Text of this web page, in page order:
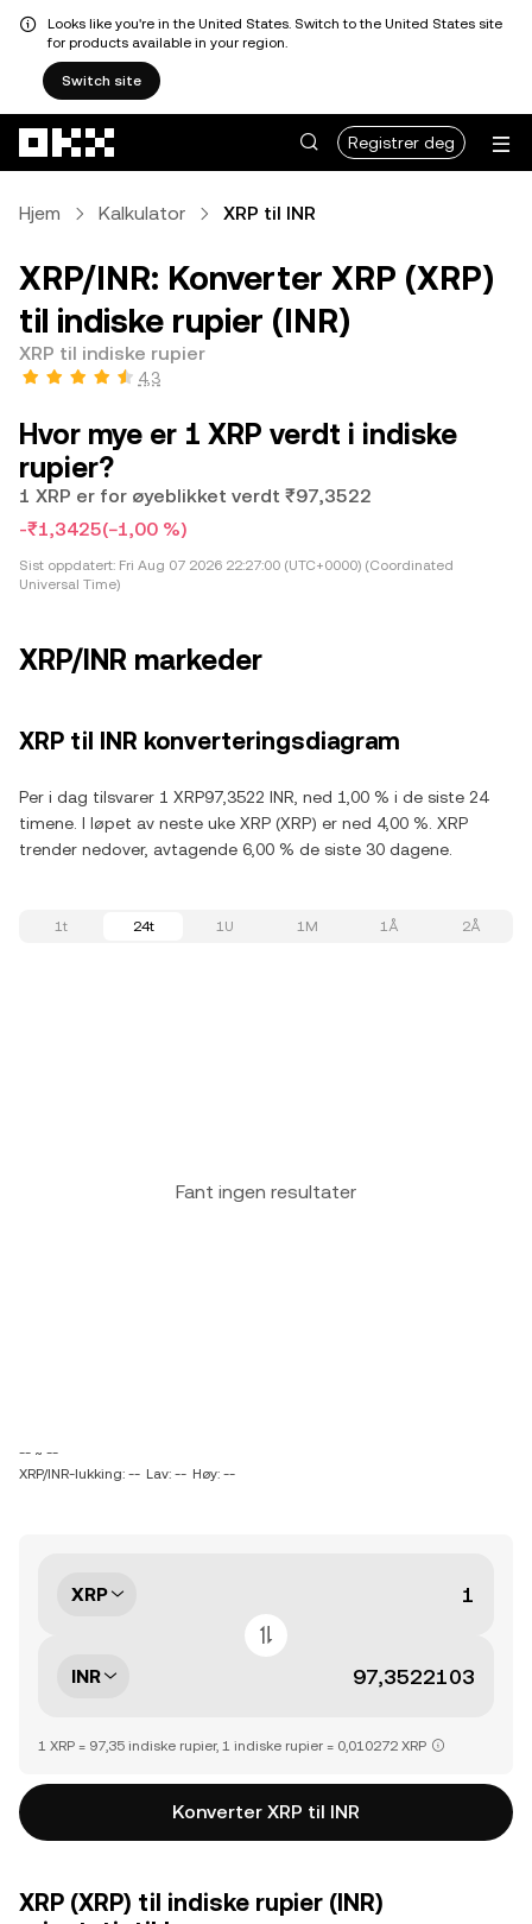
Looks like you're in the United States. Switch to the United States site
for products available in your region.
Switch site
Registrer deg
Hjem Kalkulator XRP til INR
XRP/INR: Konverter XRP (XRP)
til indiske rupier (INR)
XRP til indiske rupier
4,3
Hvor mye er 1 XRP verdt i indiske
rupier?
1 XRP er for øyeblikket verdt ₹97,3522
-₹1,3425(−1,00 %)
Sist oppdatert: Fri Aug 07 2026 22:27:00 (UTC+0000) (Coordinated
Universal Time)
XRP/INR markeder
XRP til INR konverteringsdiagram
Per i dag tilsvarer 1 XRP97,3522 INR, ned 1,00 % i de siste 24
timene. I løpet av neste uke XRP (XRP) er ned 4,00 %. XRP
trender nedover, avtagende 6,00 % de siste 30 dagene.
1t 24t 1U 1M 1Å 2Å
Fant ingen resultater
-- ~ --
XRP/INR-lukking: -- Lav: -- Høy: --
XRP
INR
1 XRP = 97,35 indiske rupier, 1 indiske rupier = 0,010272 XRP
Konverter XRP til INR
XRP (XRP) til indiske rupier (INR)